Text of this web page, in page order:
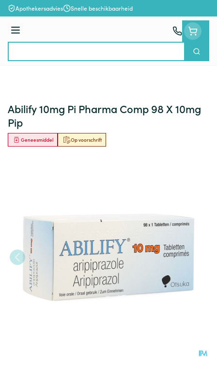
Ga naar de inhoud
Apothekersadvies Snelle beschikbaarheid
Menu
Zoek
Abilify 10mg Pi Pharma Comp 98 X 10mg
Pip
Op voorschrift
Geneesmiddel